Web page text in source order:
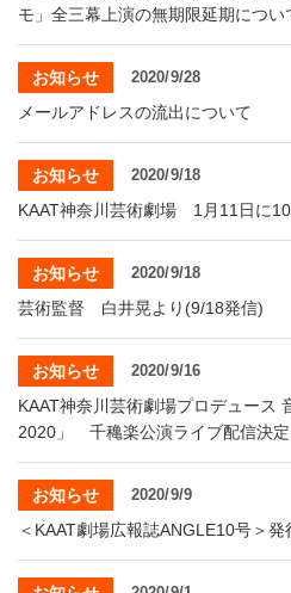
モ」全三幕上演の無期限延期につい
お知らせ 2020/9/28
メールアドレスの流出について
お知らせ 2020/9/18
KAAT神奈川芸術劇場 1月11日に10
お知らせ 2020/9/18
芸術監督 白井晃より(9/18発信)
お知らせ 2020/9/16
KAAT神奈川芸術劇場プロデュース
2020」 千穐楽公演ライブ配信決定
お知らせ 2020/9/9
＜KAAT劇場広報誌ANGLE10号＞発